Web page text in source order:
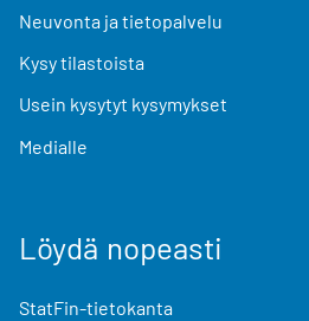
Neuvonta ja tietopalvelu
Kysy tilastoista
Usein kysytyt kysymykset
Medialle
Löydä nopeasti
StatFin-tietokanta